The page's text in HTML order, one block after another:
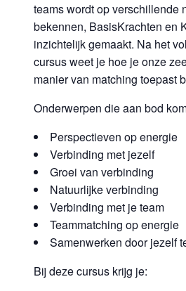
teams wordt op verschillende
bekennen, BasisKrachten en
inzichtelijk gemaakt. Na het
cursus weet je hoe je onze
manier van matching toepast
Onderwerpen die aan bod
Perspectieven op energie
Verbinding met jezelf
Groei van verbinding
Natuurlijke verbinding
Verbinding met je team
Teammatching op energie
Samenwerken door jezelf
Bij deze cursus krijg je: